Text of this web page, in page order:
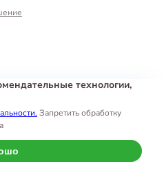
технологии,
Запретить обработку